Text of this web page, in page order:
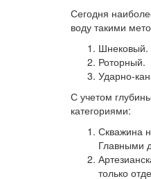
Сегодня
воду такими
Шнековый.
Роторный.
Ударно-
С учетом
категориями:
Скважина
Главными
только